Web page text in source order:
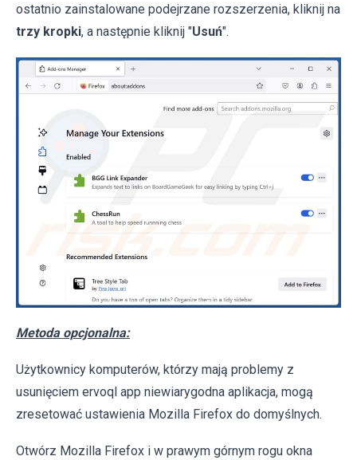
ostatnio zainstalowane podejrzane rozszerzenia, kliknij na
trzy kropki, a następnie kliknij "Usuń".
Metoda opcjonalna:
Użytkownicy komputerów, którzy mają problemy z
usunięciem ervoql app niewiarygodna aplikacja, mogą
zresetować ustawienia Mozilla Firefox do domyślnych.
Otwórz Mozilla Firefox i w prawym górnym rogu okna